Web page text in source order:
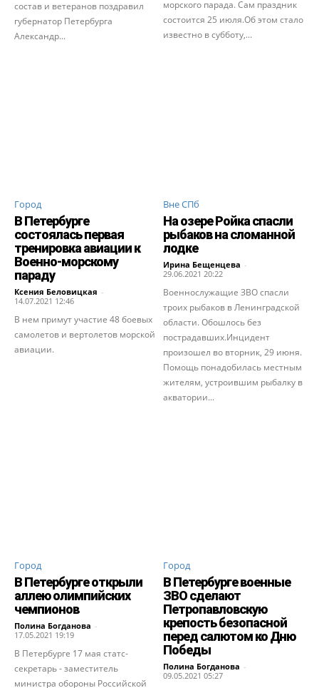
состав и ветеранов поздравил
губернатор Петербурга
Александр...
морского парада. Сам праздник
состоится 25 июля.Об этом стало
известно в субботу,...
Город
В Петербурге
состоялась первая
тренировка авиации к
Военно-морскому
параду
Ксения Беловицкая -
14.07.2021 12:46
В нем примут участие 48 боевых
самолетов и вертолетов морской
авиации.
Вне СПб
На озере Ройка спасли
рыбаков на сломанной
лодке
Ирина Бещенцева -
29.06.2021 20:22
Военнослужащие ЗВО спасли
троих рыбаков в Ленинградской
области. Обошлось без
пострадавших.Инцидент
произошел во вторник, 29 июня.
Помощь понадобилась местным
жителям, устроившим рыбалку в
акватории...
Город
В Петербурге открыли
аллею олимпийских
чемпионов
Полина Богданова -
17.05.2021 19:19
В Петербурге 17 мая статс-
секретарь - заместитель
министра обороны Российской
Город
В Петербурге военные
ЗВО сделают
Петропавловскую
крепость безопасной
перед салютом ко Дню
Победы
Полина Богданова -
09.05.2021 05:27